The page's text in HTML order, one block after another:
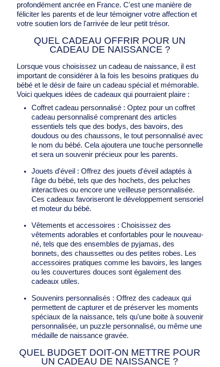
profondément ancrée en France. C'est une manière de
féliciter les parents et de leur témoigner votre affection et
votre soutien lors de l'arrivée de leur petit trésor.
QUEL CADEAU OFFRIR POUR UN
CADEAU DE NAISSANCE ?
Lorsque vous choisissez un cadeau de naissance, il est
important de considérer à la fois les besoins pratiques du
bébé et le désir de faire un cadeau spécial et mémorable.
Voici quelques idées de cadeaux qui pourraient plaire :
Coffret cadeau personnalisé : Optez pour un coffret
cadeau personnalisé comprenant des articles
essentiels tels que des bodys, des bavoirs, des
doudous ou des chaussons, le tout personnalisé avec
le nom du bébé. Cela ajoutera une touche personnelle
et sera un souvenir précieux pour les parents.
Jouets d'éveil : Offrez des jouets d'éveil adaptés à
l'âge du bébé, tels que des hochets, des peluches
interactives ou encore une veilleuse personnalisée.
Ces cadeaux favoriseront le développement sensoriel
et moteur du bébé.
Vêtements et accessoires : Choisissez des
vêtements adorables et confortables pour le nouveau-
né, tels que des ensembles de pyjamas, des
bonnets, des chaussettes ou des petites robes. Les
accessoires pratiques comme les bavoirs, les langes
ou les couvertures douces sont également des
cadeaux utiles.
Souvenirs personnalisés : Offrez des cadeaux qui
permettent de capturer et de préserver les moments
spéciaux de la naissance, tels qu'une boite à souvenir
personnalisée, un puzzle personnalisé, ou même une
médaille de naissance gravée.
QUEL BUDGET DOIT-ON METTRE POUR
UN CADEAU DE NAISSANCE ?